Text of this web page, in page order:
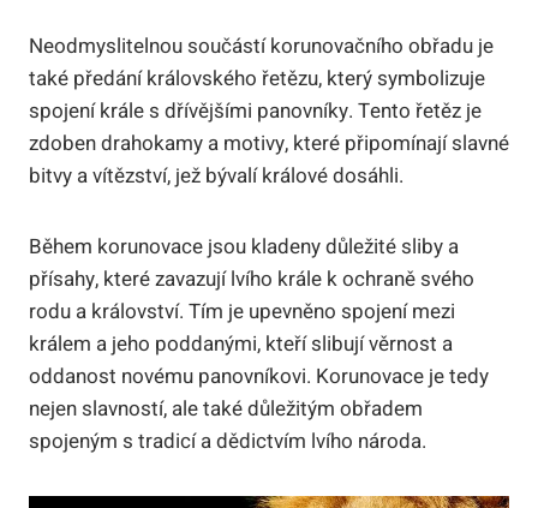
Neodmyslitelnou součástí korunovačního obřadu je
také předání královského řetězu, který symbolizuje
spojení krále s dřívějšími panovníky. Tento řetěz je
zdoben drahokamy a motivy, které připomínají slavné
bitvy a vítězství, jež bývalí králové dosáhli.
Během korunovace jsou kladeny důležité sliby a
přísahy, které zavazují lvího krále k ochraně svého
rodu a království. Tím je upevněno spojení mezi
králem a jeho poddanými, kteří slibují věrnost a
oddanost novému panovníkovi. Korunovace je tedy
nejen slavností, ale také důležitým obřadem
spojeným s tradicí a dědictvím lvího národa.